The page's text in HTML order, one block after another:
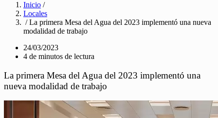
Inicio /
Locales
/ La primera Mesa del Agua del 2023 implementó una nueva
modalidad de trabajo
24/03/2023
4 de minutos de lectura
La primera Mesa del Agua del 2023 implementó una
nueva modalidad de trabajo